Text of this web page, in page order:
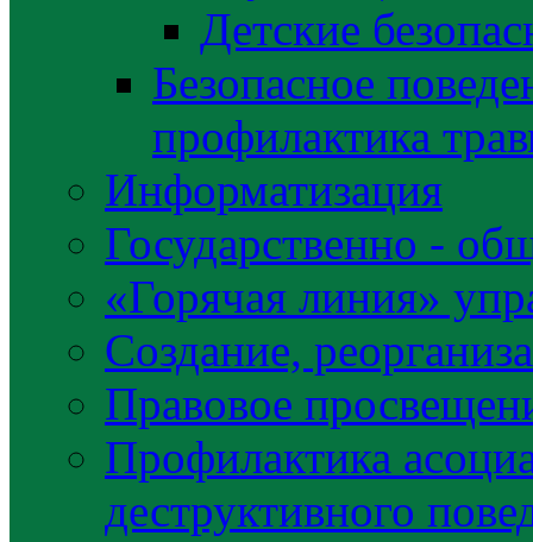
Детские
Безопасное
профилактика
Информатизация
Государственно -
«Горячая линия»
Создание,
Правовое
Профилактика
деструктивного